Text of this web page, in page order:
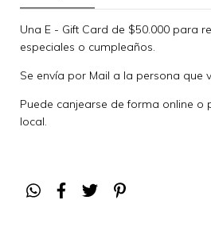
Una E - Gift Card de $50.000 para
especiales o cumpleaños.
Se envía por Mail a la persona que
Puede canjearse de forma online o
local.